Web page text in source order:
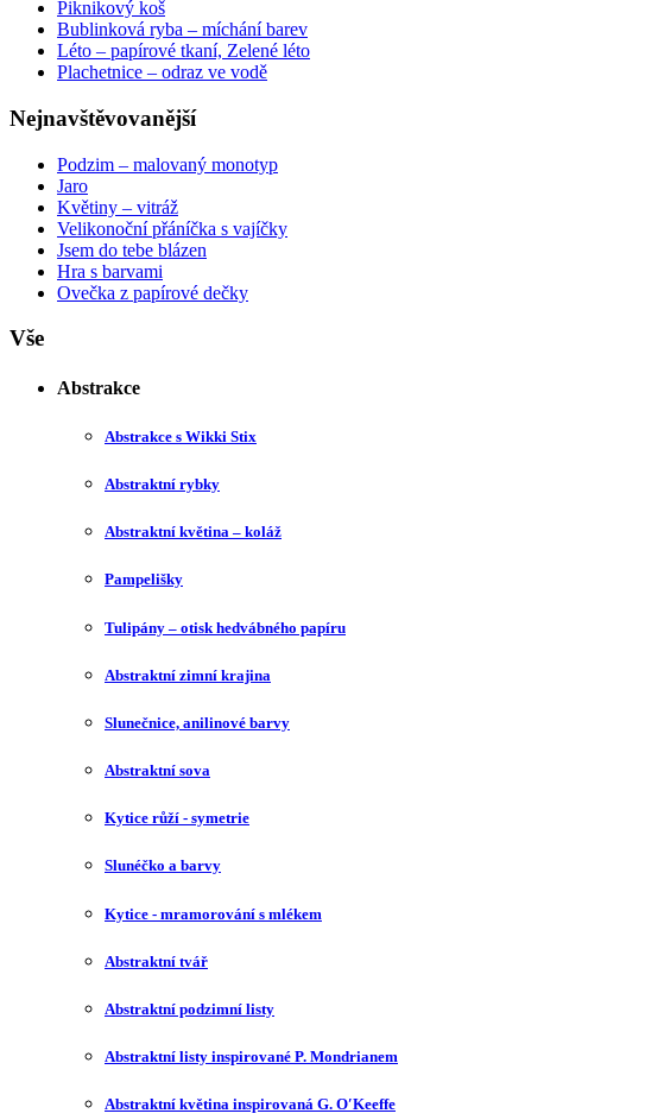
Piknikový koš
Bublinková ryba – míchání barev
Léto – papírové tkaní, Zelené léto
Plachetnice – odraz ve vodě
Nejnavštěvovanější
Podzim – malovaný monotyp
Jaro
Květiny – vitráž
Velikonoční přáníčka s vajíčky
Jsem do tebe blázen
Hra s barvami
Ovečka z papírové dečky
Vše
Abstrakce
Abstrakce s Wikki Stix
Abstraktní rybky
Abstraktní květina – koláž
Pampelišky
Tulipány – otisk hedvábného papíru
Abstraktní zimní krajina
Slunečnice, anilinové barvy
Abstraktní sova
Kytice růží - symetrie
Slunéčko a barvy
Kytice - mramorování s mlékem
Abstraktní tvář
Abstraktní podzimní listy
Abstraktní listy inspirované P. Mondrianem
Abstraktní květina inspirovaná G. O′Keeffe